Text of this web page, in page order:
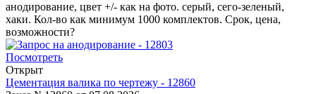
анодирование, цвет +/- как на фото. серый, сего-зеленый,
хаки. Кол-во как минимум 1000 комплектов. Срок, цена,
возможности?
Посмотреть
Открыт
Цементация валика по чертежу - 12860